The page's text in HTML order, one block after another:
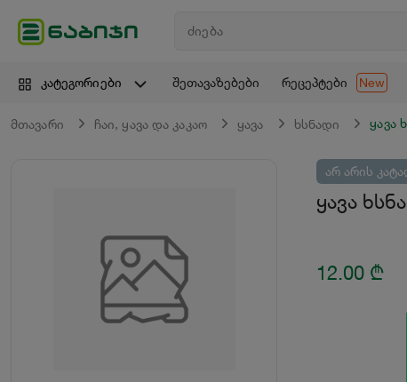
კატეგორიები შეთავაზებები რეცეპტები New
მთავარი ჩაი, ყავა და კაკაო ყავა ხსნადი ყავა
არ არის
ყავა
12.00 ₾